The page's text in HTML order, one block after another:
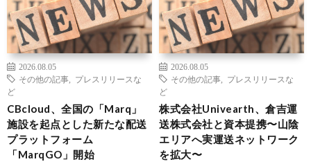
2026.08.05
その他の記事
プレスリリースな
ど
CBcloud、全国の「Marq」
施設を起点とした新たな配送
プラットフォーム
「MarqGO」開始
2026.08.05
その他の記事
プレスリリースな
ど
株式会社Univearth、倉吉運
送株式会社と資本提携〜山陰
エリアへ実運送ネットワーク
を拡大〜